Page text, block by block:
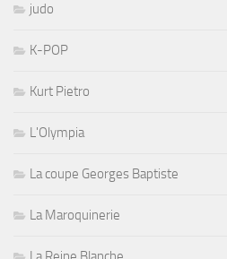
judo
K-POP
Kurt Pietro
L'Olympia
La coupe Georges Baptiste
La Maroquinerie